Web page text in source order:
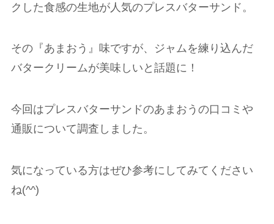
クした食感の生地が人気のプレスバターサンド。
その『あまおう』味ですが、ジャムを練り込んだ
バタークリームが美味しいと話題に！
今回はプレスバターサンドのあまおうの口コミや
通販について調査しました。
気になっている方はぜひ参考にしてみてください
ね(^^)